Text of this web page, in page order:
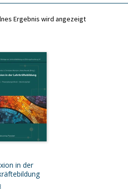
Ergebnis wird angezeigt
in der